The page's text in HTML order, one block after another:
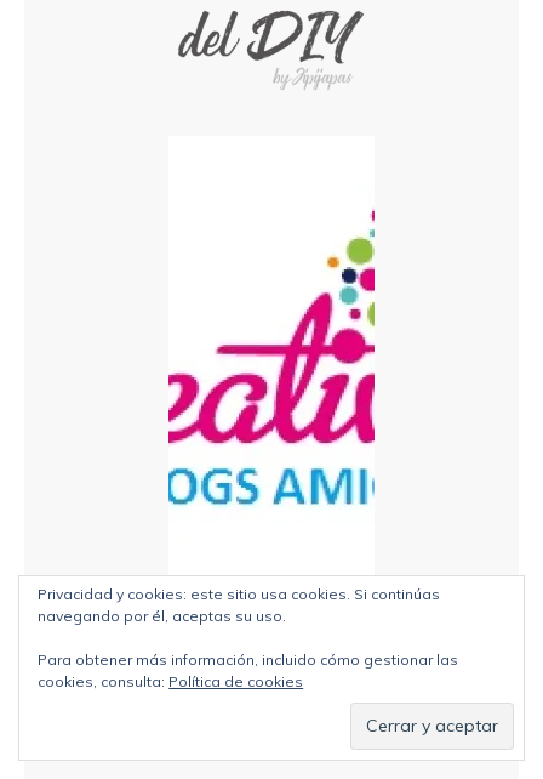
Privacidad y cookies: este sitio usa cookies. Si continúas
navegando por él, aceptas su uso.
Para obtener más información, incluido cómo gestionar las
cookies, consulta: Política de cookies